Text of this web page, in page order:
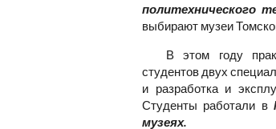
политехнического
выбирают музеи
В этом году
студентов двух
и разработка и
Студенты работали в
музеях.